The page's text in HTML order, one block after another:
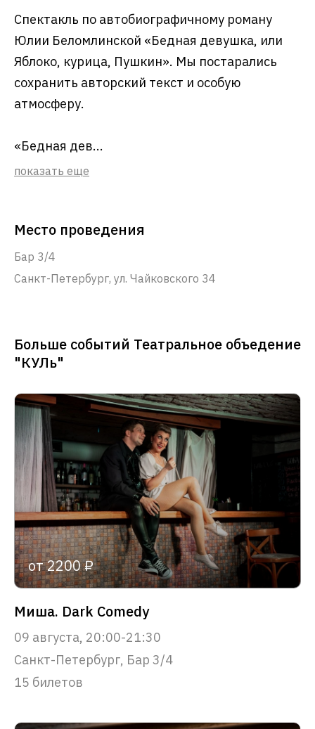
Спектакль по автобиографичному роману
Юлии Беломлинской «Бедная девушка, или
Яблоко, курица, Пушкин». Мы постарались
сохранить авторский текст и особую
атмосферу.
«Бедная дев...
показать еще
Место проведения
Бар 3/4
Санкт-Петербург, ул. Чайковского 34
Больше событий Театральное объедение
"КУЛь"
от 2200 ₽
Миша. Dark Comedy
09 августа, 20:00-21:30
Санкт-Петербург, Бар 3/4
15 билетов